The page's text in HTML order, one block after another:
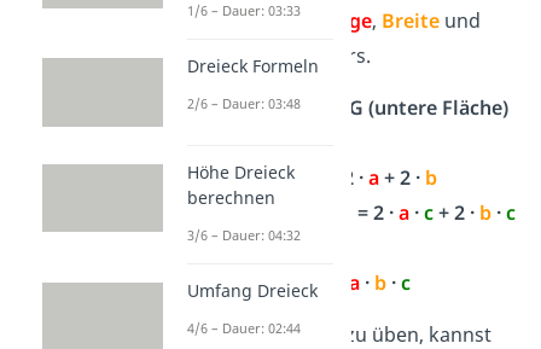
dabei für die
Länge, Breite und
Höhe des Quaders.
Grundfläche G (untere Fläche)
Umfang U = 2 ·a+ 2 · b
Oberfläche
O = 2 ·a·c+ 2 · b·c
+ 2 ·a·b
VolumenV = a· b·c
Um die Formeln zu üben, kannst
1/6 – Dauer: 03:33
Dreieck Formeln
2/6 – Dauer: 03:48
Höhe Dreieck
berechnen
3/6 – Dauer: 04:32
Umfang Dreieck
4/6 – Dauer: 02:44